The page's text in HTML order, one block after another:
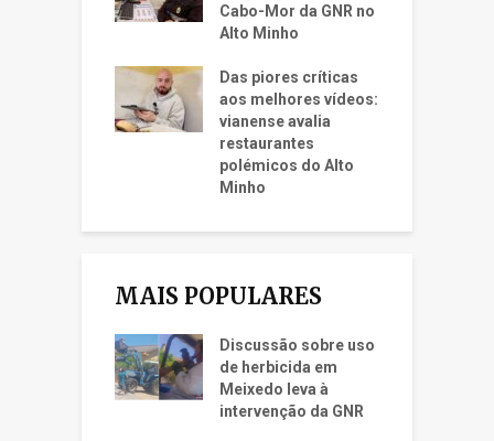
Cabo-Mor da GNR no
Alto Minho
Das piores críticas
aos melhores vídeos:
vianense avalia
restaurantes
polémicos do Alto
Minho
MAIS POPULARES
Discussão sobre uso
de herbicida em
Meixedo leva à
intervenção da GNR